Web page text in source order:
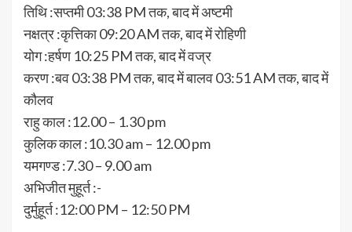
तिथि :सप्तमी 03:38 PM तक, बाद में अष्टमी
नक्षत्र :कृत्तिका 09:20 AM तक, बाद में रोहिणी
योग :हर्षण 10:25 PM तक, बाद में वज्र
करण :बव 03:38 PM तक, बाद में बालव 03:51 AM तक, बाद में
कौलव
राहु काल :12.00 – 1.30 pm
कुलिक काल :10.30 am – 12.00 pm
यमगण्ड :7.30 – 9.00 am
अभिजीत मुहूर्त :-
दुर्मुहूर्त :12:00 PM – 12:50 PM